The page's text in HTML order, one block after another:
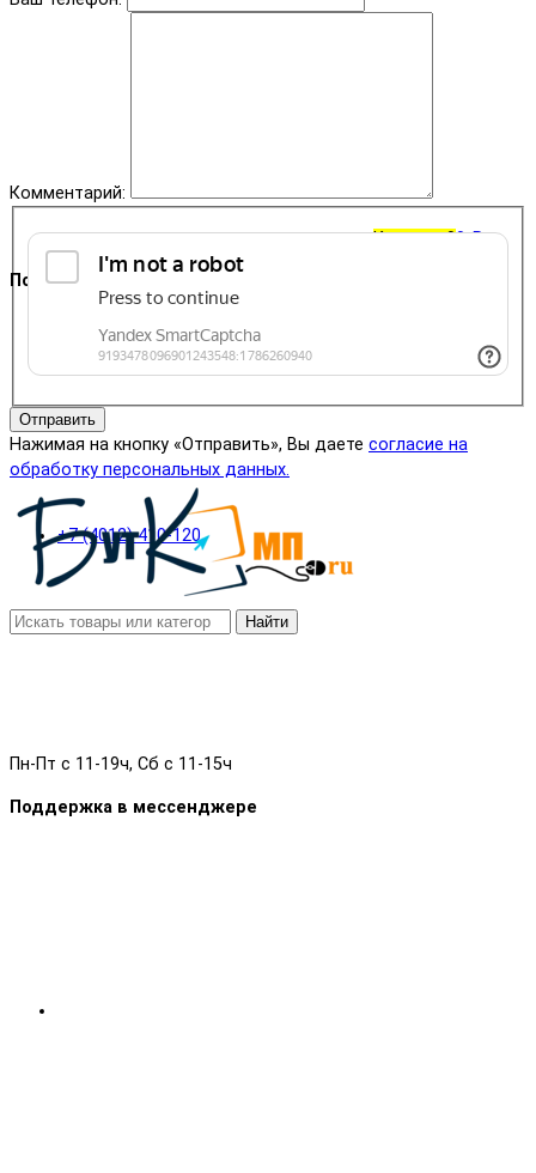
Корзина 00 ₽
Поддержка
+7 (4012) 410-120
Пн-Пт с 11-19ч, Сб с 11-15ч
Поддержка в мессенджере
Комментарий:
Отправить
Нажимая на кнопку «Отправить», Вы даете согласие на
обработку персональных данных.
Найти